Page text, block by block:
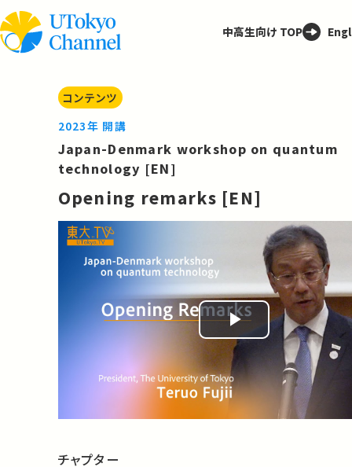
中高生向け TOP
コンテンツ
2023年 開講
Japan-Denmark workshop on quantum
technology [EN]
Opening remarks [EN]
Play
Video
チャプター